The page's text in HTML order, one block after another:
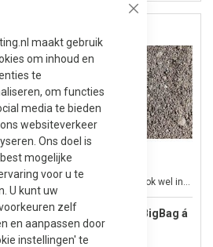
Close
maakt gebruik
om inhoud en
te
om functies
media te bieden
websiteverkeer
Ons doel is
mogelijke
voor u te
U kunt uw
zelf
en aanpassen door
instellingen' te
Brekerzand wordt ook wel inveegzand genoemd
Eco Brekerzand (BigBag á
1000 kg)